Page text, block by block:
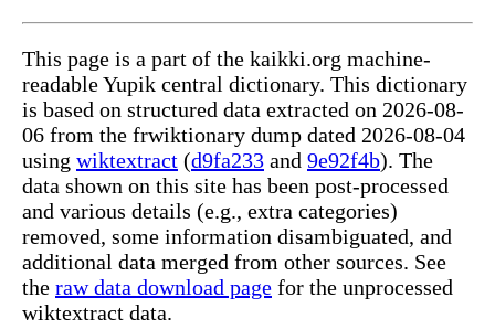
This page is a part of the kaikki.org machine-
readable Yupik central dictionary. This dictionary
is based on structured data extracted on 2026-08-
06 from the frwiktionary dump dated 2026-08-04
using wiktextract (d9fa233 and 9e92f4b). The
data shown on this site has been post-processed
and various details (e.g., extra categories)
removed, some information disambiguated, and
additional data merged from other sources. See
the raw data download page for the unprocessed
wiktextract data.